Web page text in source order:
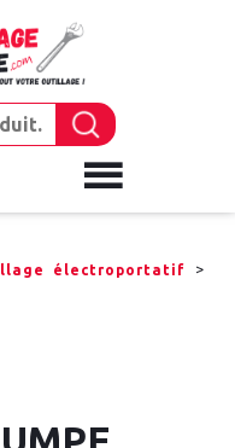
électroportatif >